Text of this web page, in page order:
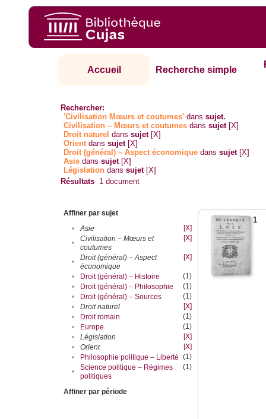
Accueil Recherche simple
Rechercher:
'Civilisation Mœurs et coutumes' danssujet.
Civilisation – Mœurs et coutumes danssujet [X]
Droit naturel danssujet [X]
Orientdanssujet [X]
Droit (général) – Aspect économique danssujet [X]
Asie danssujet [X]
Législation danssujet [X]
Résultats 1 document
Affiner par sujet
•
Asie
[X]
•
Civilisation – Mœurs et
coutumes
[X]
•
Droit (général) – Aspect
économique
[X]
• Droit (général) – Histoire
(1)
•
Droit (général) – Philosophie
(1)
•
Droit (général) – Sources
(1)
•
Droit naturel
[X]
•
Droit romain
(1)
•
Europe
(1)
•
Législation
[X]
•
Orient
[X]
•
Philosophie politique – Liberté (1)
•
Science politique – Régimes
politiques
(1)
Affiner par période
1